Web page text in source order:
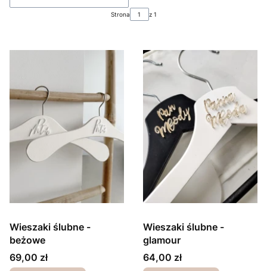
Strona z 1
Wieszaki ślubne -
beżowe
Cena
69,00 zł
Wieszaki ślubne -
glamour
Cena
64,00 zł